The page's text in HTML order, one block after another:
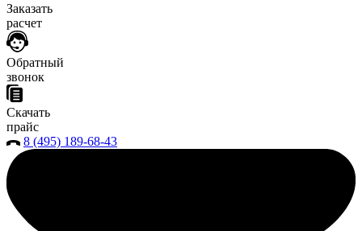
Заказать
расчет
Обратный
звонок
Скачать
прайс
8 (495) 189-68-43